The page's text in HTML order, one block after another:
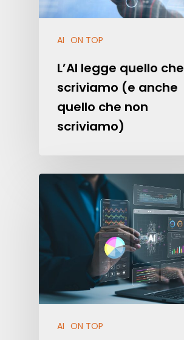
AI ON TOP
L’AI legge quello che
scriviamo (e anche
quello che non
scriviamo)
AI ON TOP